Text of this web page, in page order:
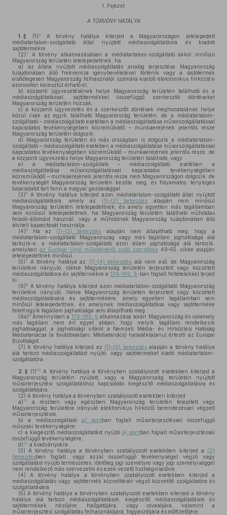
I. Fejezet
A TÖRVÉNY HATÁLYA
1. § (1) 3A törvény hatálya kiterjed a Magyarországon letelepedett
médiatartalom-szolgáltató által nyújtott médiaszolgáltatásra és kiadott
sajtótermékre.
(2)4
A törvény alkalmazásában a médiatartalom-szolgáltató akkor minősül
Magyarország területén letelepedettnek, ha:
a) az általa nyújtott médiaszolgáltatás analóg terjesztése Magyarország
tulajdonában álló frekvencia igénybevételével történik vagy a sajtótermék
elsődlegesen Magyarország felhasználói számára kijelölt elektronikus hírközlési
azonosítón keresztül érhető el,
b) központi ügyvezetésének helye Magyarország területén található és a
médiaszolgáltatással, sajtótermékkel összefüggő szerkesztői döntéseket
Magyarország területén hozzák,
c) a központi ügyvezetés és a szerkesztői döntések meghozatalának helye
közül csak az egyik található Magyarország területén, de a médiatartalom-
szolgáltató – médiaszolgáltató esetében a médiaszolgáltatása műsorszolgáltatással
kapcsolatos tevékenységében közreműködő – munkaerejének jelentős része
Magyarország területén dolgozik,
d) Magyarország területén és más országban is dolgozik a médiatartalom-
szolgáltató – médiaszolgáltató esetében a médiaszolgáltatása műsorszolgáltatással
kapcsolatos tevékenységében közreműködő – munkaerejének jelentős része, de
a központi ügyvezetés helye Magyarország területén található, vagy
e) a médiatartalom-szolgáltató – médiaszolgáltató esetében a
médiaszolgáltatása műsorszolgáltatással kapcsolatos tevékenységében
közreműködő – munkaerejének jelentős része nem Magyarországon dolgozik, de
tevékenységét Magyarország területén kezdte meg, és folyamatos, tényleges
kapcsolatot tart fenn a magyar gazdasággal.
(3)5
A törvény hatálya kiterjed azon médiatartalom-szolgáltató által nyújtott
médiaszolgáltatásra, amely az
(1)–(2) bekezdés alapján nem minősül
Magyarország területén letelepedettnek, és amely egyetlen más tagállamban
sem minősül letelepedettnek, ha Magyarország területén található műholdas
feladó-állomást használ, vagy a műholdnak Magyarország tulajdonában álló
átviteli kapacitását használja.
(4)6 Ha az (1)–(3) bekezdés alapján nem állapítható meg, hogy a
médiatartalom-szolgáltató Magyarország vagy más tagállam joghatósága alá
tartozik-e, a médiatartalom-szolgáltató azon állam joghatósága alá tartozik,
amelybenaz Európai Unió működéséről szóló szerződés 49–55. cikke alapján
letelepedettnek minősül.
(5)7 A törvény hatálya az (1)–(4) bekezdés alá nem eső, de Magyarország
területére irányuló, illetve Magyarország területén terjesztett vagy közzétett
médiaszolgáltatásra és sajtótermékre a 176–180. §-ban foglalt feltételekkel terjed
ki.
(6)8 A törvény hatálya kiterjed azon médiatartalom-szolgáltató Magyarország
területére irányuló, illetve Magyarország területén terjesztett vagy közzétett
médiaszolgáltatására és sajtótermékére, amely egyetlen tagállamban sem
minősül letelepedettnek, és amelynek médiaszolgáltatása vagy sajtóterméke
felett egyik tagállam joghatósága sem állapítható meg.
(6a)9 Amennyiben a 176–180. § alkalmazása során Magyarország és valamely
más tagállam nem ért egyet abban, hogy melyik tagállam rendelkezik
joghatósággal, a joghatósági vitáról a Nemzeti Média- és Hírközlési Hatóság
Médiatanácsa (a továbbiakban: Médiatanács) haladéktalanul értesíti az Európai
Bizottságot.
(7) A törvény hatálya kiterjed az (1)–(6) bekezdésalapján a törvény hatálya
alá tartozó médiaszolgáltatást nyújtó, vagy sajtóterméket kiadó médiatartalom-
szolgáltatóra.
2. § (1) 10 A törvény hatálya a törvényben szabályozott esetekben kiterjed a
Magyarország területén nyújtott, vagy a Magyarország területén nyújtott
műsorterjesztési szolgáltatáshoz kapcsolódó kiegészítő médiaszolgáltatásra és
szolgáltatójára.
(2) A törvény hatálya a törvényben szabályozott esetekben kiterjed
a) 11
a részben vagy egészben Magyarország területén telepített vagy
Magyarország területére irányuló elektronikus hírközlő berendezéssel végzett
műsorterjesztésre,
b) a médiaszolgáltató a) pontban foglalt műsorterjesztéssel összefüggő
műszaki tevékenységére,
c) a kiegészítő médiaszolgáltatást nyújtó a) pontban foglalt műsorterjesztéssel
összefüggő tevékenységére,
d) 12 a kiadványokra.
(3) A törvény hatálya a törvényben szabályozott esetekben kiterjed a (2)
bekezdésben foglalt, vagy azzal összefüggő tevékenységet végző vagy
szolgáltatást nyújtó természetes, illetőleg jogi személyre vagy jogi személyiséggel
nem rendelkező más szervezetre és ezek vezető tisztségviselőire.
(4) A törvény hatálya a törvényben szabályozott esetekben kiterjed a
médiaszolgáltatás vagy sajtótermék közvetítését végző közvetítő szolgáltatóra és
szolgáltatására.
(5) A törvény hatálya a törvényben szabályozott esetekben kiterjed a törvény
hatálya alá tartozó médiaszolgáltatások, kiegészítő médiaszolgáltatások és
sajtótermékek nézőjére, hallgatójára, vagy olvasójára, valamint a
műsorterjesztési szolgáltatás felhasználójára, fogyasztójára és előfizetőjére.